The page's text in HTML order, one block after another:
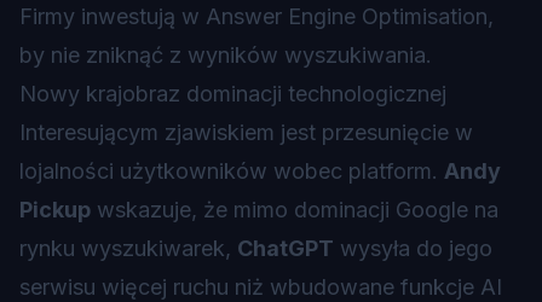
Firmy inwestują w Answer Engine Optimisation,
by nie zniknąć z wyników wyszukiwania.
Nowy krajobraz dominacji technologicznej
Interesującym zjawiskiem jest przesunięcie w
lojalności użytkowników wobec platform. Andy
Pickup wskazuje, że mimo dominacji Google na
rynku wyszukiwarek, ChatGPT wysyła do jego
serwisu więcej ruchu niż wbudowane funkcje AI